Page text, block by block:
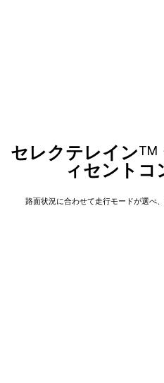
セレクテレインTM
ィセントコ
路面状況に合わせて走行モードが選べ